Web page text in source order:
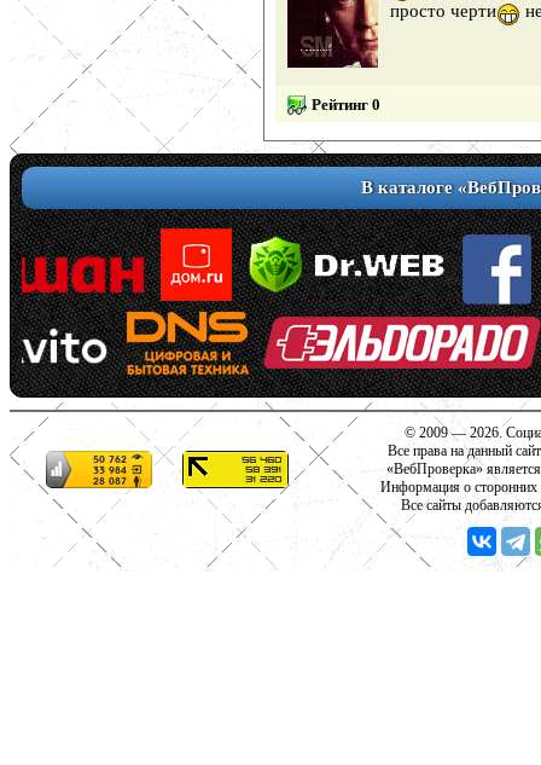
просто черти
Рейтинг 0
В каталоге
© 2009 — 2026.
Все права на данный
«ВебПроверка»
Информация о сторонних
Все сайты